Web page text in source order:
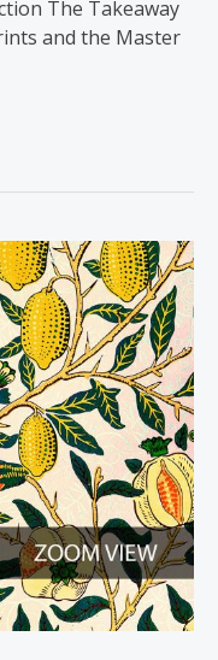
The Takeaway
and the Master